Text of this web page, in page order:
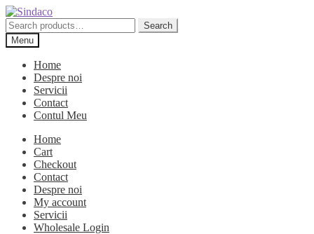
Skip
to
navigation
Skip
to
content
Search
for:
Search
Menu
Home
Despre noi
Servicii
Contact
Contul Meu
Home
Cart
Checkout
Contact
Despre noi
My account
Servicii
Wholesale Login